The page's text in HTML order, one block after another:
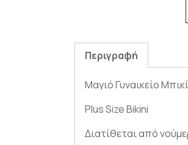
Περιγραφή
Μαγιό Γυναικείο
Plus Size Bikini
Διατίθεται από